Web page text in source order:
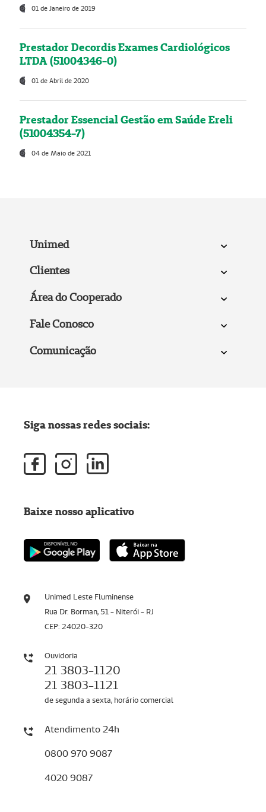
01 de Janeiro de 2019
Prestador Decordis Exames Cardiológicos
LTDA (51004346-0)
01 de Abril de 2020
Prestador Essencial Gestão em Saúde Ereli
(51004354-7)
04 de Maio de 2021
Unimed
Clientes
Área do Cooperado
Fale Conosco
Comunicação
Unimed Leste Fluminense
Rua Dr. Borman, 51 - Niterói - RJ
CEP: 24020-320
Ouvidoria
21 3803-1120
21 3803-1121
de segunda a sexta, horário comercial
Atendimento 24h
0800 970 9087
4020 9087
Siga nossas redes sociais:
Baixe nosso aplicativo